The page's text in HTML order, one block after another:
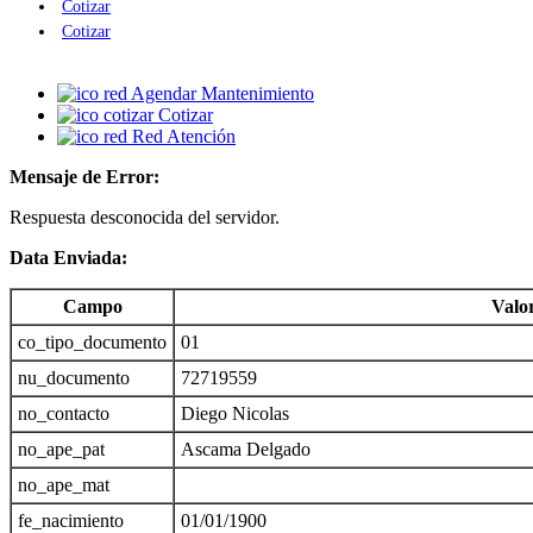
Cotizar
Cotizar
Agendar Mantenimiento
Cotizar
Red Atención
Mensaje de Error:
Respuesta desconocida del servidor.
Data Enviada:
Campo
co_tipo_documento
01
nu_documento
72719559
no_contacto
Diego Nicolas
no_ape_pat
Ascama Delgado
no_ape_mat
fe_nacimiento
01/01/1900